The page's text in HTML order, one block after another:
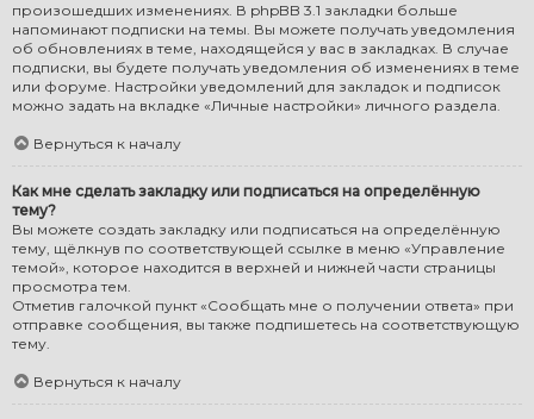
произошедших изменениях. В phpBB 3.1 закладки больше
напоминают подписки на темы. Вы можете получать уведомления
об обновлениях в теме, находящейся у вас в закладках. В случае
подписки, вы будете получать уведомления об изменениях в теме
или форуме. Настройки уведомлений для закладок и подписок
можно задать на вкладке «Личные настройки» личного раздела.
Вернуться к началу
Как мне сделать закладку или подписаться на определённую
тему?
Вы можете создать закладку или подписаться на определённую
тему, щёлкнув по соответствующей ссылке в меню «Управление
темой», которое находится в верхней и нижней части страницы
просмотра тем.
Отметив галочкой пункт «Сообщать мне о получении ответа» при
отправке сообщения, вы также подпишетесь на соответствующую
тему.
Вернуться к началу